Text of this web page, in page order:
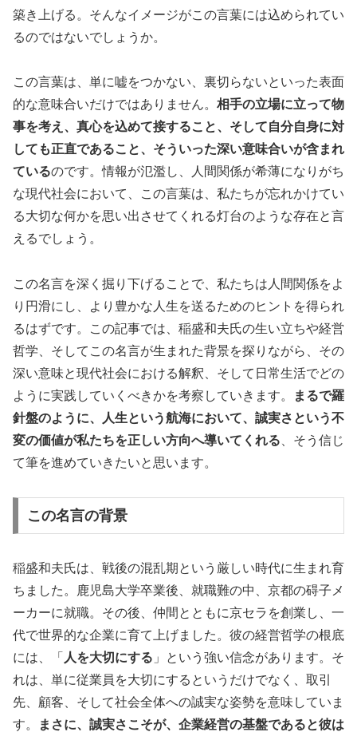
築き上げる。そんなイメージがこの言葉には込められてい
るのではないでしょうか。
この言葉は、単に嘘をつかない、裏切らないといった表面
的な意味合いだけではありません。 相手の立場に立って物
事を考え、真心を込めて接すること、そして自分自身に対
しても正直であること、そういった深い意味合いが含まれ
ているのです。情報が氾濫し、人間関係が希薄になりがち
な現代社会において、この言葉は、私たちが忘れかけてい
る大切な何かを思い出させてくれる灯台のような存在と言
えるでしょう。
この名言を深く掘り下げることで、私たちは人間関係をよ
り円滑にし、より豊かな人生を送るためのヒントを得られ
るはずです。この記事では、稲盛和夫氏の生い立ちや経営
哲学、そしてこの名言が生まれた背景を探りながら、その
深い意味と現代社会における解釈、そして日常生活でどの
ように実践していくべきかを考察していきます。
まるで羅
針盤のように、人生という航海において、誠実さという不
変の価値が私たちを正しい方向へ導いてくれる 、そう信じ
て筆を進めていきたいと思います。
この名言の背景
稲盛和夫氏は、戦後の混乱期という厳しい時代に生まれ育
ちました。鹿児島大学卒業後、就職難の中、京都の碍子メ
ーカーに就職。その後、仲間とともに京セラを創業し、一
代で世界的な企業に育て上げました。彼の経営哲学の根底
には、「 人を大切にする 」という強い信念があります。そ
れは、単に従業員を大切にするというだけでなく、取引
先、顧客、そして社会全体への誠実な姿勢を意味していま
す。
まさに、誠実さこそが、企業経営の基盤であると彼は